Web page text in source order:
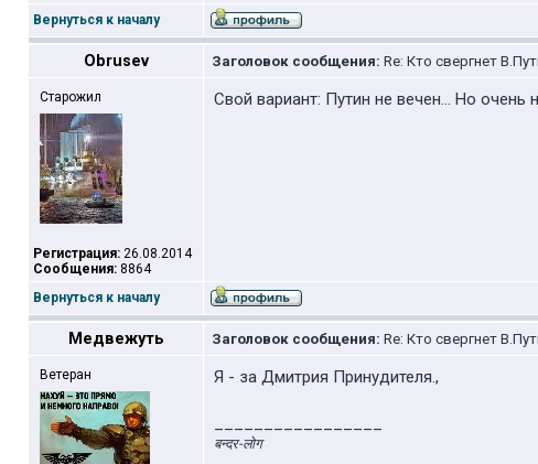
Вернуться к началу
Obrusev Заголовок сообщения: Re: Кто свергнет
Старожил
Регистрация: 26.08.2014
Сообщения: 8864
Свой вариант: Путин не вечен... Но очень
Вернуться к началу
Медвежуть Заголовок сообщения: Re: Кто свергнет
Ветеран Я - за Дмитрия Принудителя.,
बन्दर-लोग